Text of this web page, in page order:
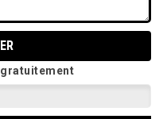
gratuitement